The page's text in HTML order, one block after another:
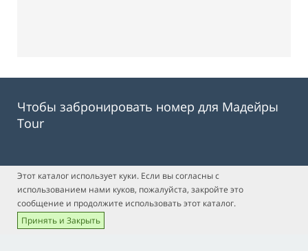
Чтобы забронировать номер для Мадейры
Tour
Этот каталог использует куки. Если вы согласны с
использованием нами куков, пожалуйста, закройте это
сообщение и продолжите использовать этот каталог.
Принять и Закрыть